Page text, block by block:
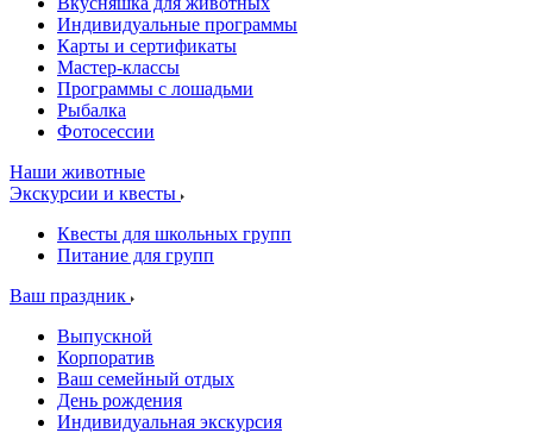
Индивидуальные программы
Карты и сертификаты
Мастер-классы
Программы с лошадьми
Рыбалка
Фотосессии
Наши животные
Экскурсии и квесты
Квесты для школьных групп
Питание для групп
Ваш праздник
Выпускной
Корпоратив
Ваш семейный отдых
День рождения
Индивидуальная экскурсия